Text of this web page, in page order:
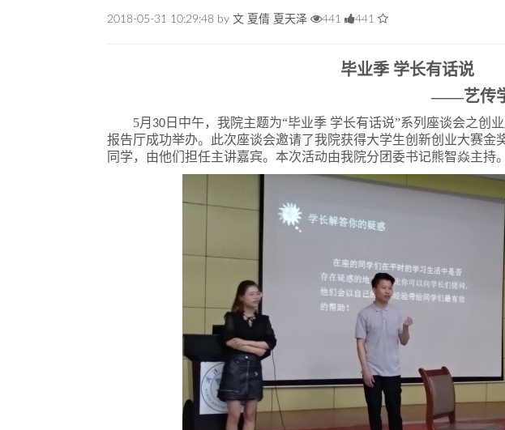
2018-05-31 10:29:48 by 文 夏倩 夏天泽 441 441
毕业季 学长有话说
——艺传
5月 30 日中午，我院主题为“毕业季 学长有话说”系列座谈会之创
报告厅成功举办。此次座谈会邀请了我院获得大学生创新创业大赛金
同学，由他们担任主讲嘉宾。本次活动由我院分团委书记熊智焱主持。